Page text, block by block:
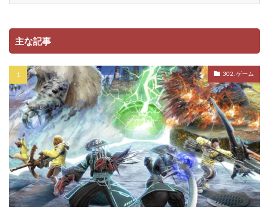
主な記事
302. ゲーム